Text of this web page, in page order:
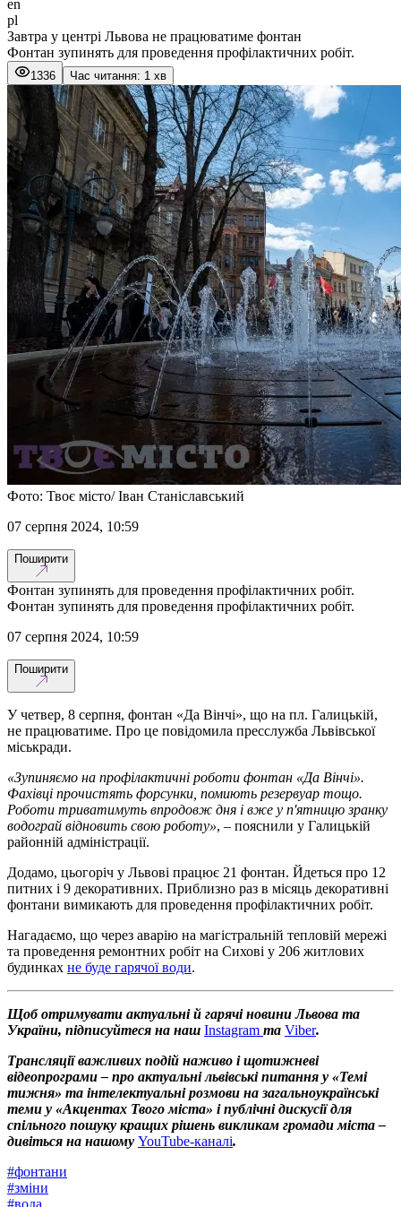
en
pl
Завтра у центрі Львова не працюватиме фонтан
Фонтан зупинять для проведення профілактичних робіт.
1336 Час читання: 1 хв
Фото: Твоє місто/ Іван Станіславський
07 серпня 2024, 10:59
Поширити
Фонтан зупинять для проведення профілактичних робіт.
Фонтан зупинять для проведення профілактичних робіт.
07 серпня 2024, 10:59
Поширити
У четвер, 8 серпня, фонтан «Да Вінчі», що на пл. Галицькій,
не працюватиме. Про це повідомила пресслужба Львівської
міськради.
«Зупиняємо на профілактичні роботи фонтан «Да Вінчі».
Фахівці прочистять форсунки, помиють резервуар тощо.
Роботи триватимуть впродовж дня і вже у п'ятницю зранку
водограй відновить свою роботу», – пояснили у Галицькій
районній адміністрації.
Додамо, цьогоріч у Львові працює 21 фонтан. Йдеться про 12
питних і 9 декоративних. Приблизно раз в місяць декоративні
фонтани вимикають для проведення профілактичних робіт.
Нагадаємо, що через аварію на магістральній тепловій мережі
та проведення ремонтних робіт на Сихові у 206 житлових
будинках не буде гарячої води.
Щоб отримувати актуальні й гарячі новини Львова та
України, підписуйтеся на наш Instagram та Viber.
Трансляції важливих подій наживо і щотижневі
відеопрограми – про актуальні львівські питання у «Темі
тижня» та інтелектуальні розмови на загальноукраїнські
теми у «Акцентах Твого міста» і публічні дискусії для
спільного пошуку кращих рішень викликам громади міста –
дивіться на нашому YouTube-каналі.
#фонтани
#зміни
#вода